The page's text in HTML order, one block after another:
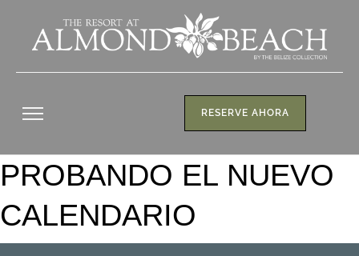
RESERVE AHORA
PROBANDO EL NUEVO
CALENDARIO